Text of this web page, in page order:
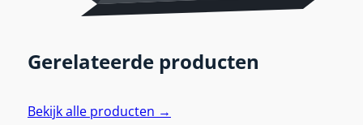
Gerelateerde producten
Bekijk alle producten →